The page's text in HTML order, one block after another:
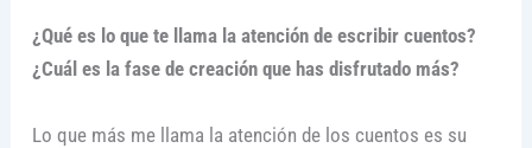
¿Qué es lo que te llama la atención de escribir cuentos?
¿Cuál es la fase de creación que has disfrutado más?
Lo que más me llama la atención de los cuentos es su